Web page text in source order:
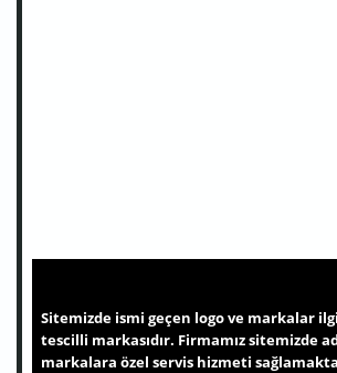
Sitemizde ismi geçen logo ve markalar
tescilli markasıdır. Firmamız sitemizde
markalara özel servis hizmeti